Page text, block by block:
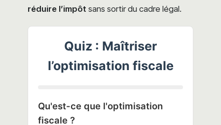
réduire l’impôt sans sortir du cadre légal.
Quiz : Maîtriser
l’optimisation fiscale
Qu'est-ce que l'optimisation
fiscale ?